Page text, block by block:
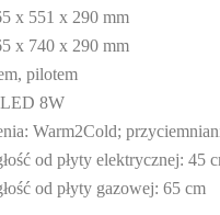
x 551 x 290 mm
x 740 x 290 mm
pilotem
8W
Warm2Cold;
od płyty elektrycznej: 45
od płyty gazowej: 65 cm